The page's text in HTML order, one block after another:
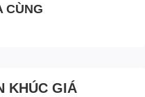
CÙNG
KHÚC GIÁ